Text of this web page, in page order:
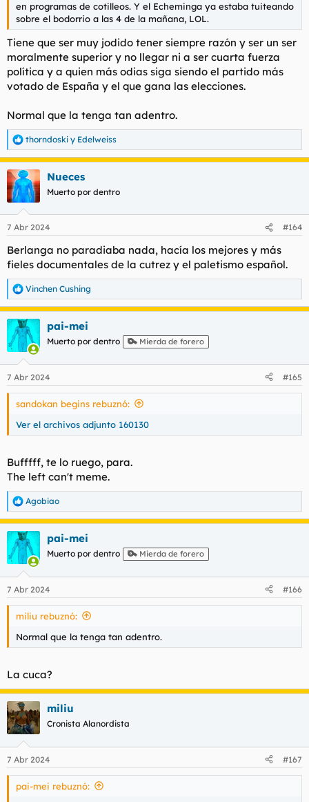
en programas de cotilleos. Y el Echeminga ya estaba tuiteando
sobre el bodorrio a las 4 de la mañana, LOL.
Tiene que ser muy jodido tener siempre razón y ser un ser
moralmente superior y no llegar ni a ser cuarta fuerza
política y a quien más odias siga siendo el partido más
votado de España y el que gana las elecciones.
Normal que la tenga tan adentro.
R
e
a
c
c
i
e
:
thorndoski y Edelweiss
Nueces
Muerto por dentro
7 Abr 2024 #164
Berlanga no paradiaba nada, hacía los mejores y más
fieles documentales de la cutrez y el paletismo español.
R
e
a
c
c
i
e
s
Vinchen Cushing
pai-mei
Muerto por dentro Mierda de forero
7 Abr 2024 #165
sandokan begins rebuznó:
Ver el archivos adjunto 160130
Bufffff, te lo ruego, para.
The left can't meme.
R
e
a
c
c
i
e
s
Agobiao
pai-mei
Muerto por dentro Mierda de forero
7 Abr 2024 #166
miliu rebuznó:
Normal que la tenga tan adentro.
La cuca?
miliu
Cronista Alanordista
7 Abr 2024 #167
pai-mei rebuznó: